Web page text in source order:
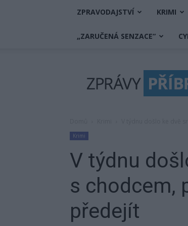
ZPRAVODAJSTVÍ KRIMI
„ZARUČENÁ SENZACE“
Příbram
Krimi
V týdnu
s chodcem,
předejít